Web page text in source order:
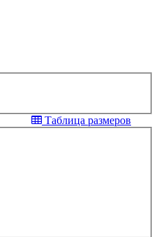
Таблица размеров